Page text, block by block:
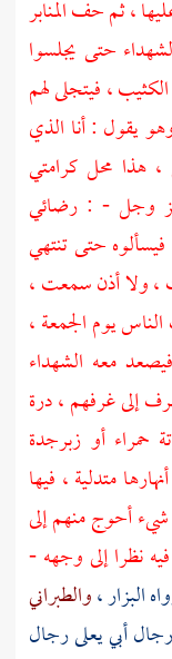
، ثم حف المنابر
حتى يجلسوا
، فيتجلى لهم
يقول : أنا الذي
هذا محل كرامتي
عز وجل - : رضائي
حتى تنتهي
، ولا أذن سمعت ،
يوم الجمعة ،
معه الشهداء
إلى غرفهم ، درة
حمراء أو زبرجدة
متدلية ، فيها
شيء أحوج منهم إلى
نظرا إلى وجهه -
البزار،والطبراني
أبي يعلىرجال